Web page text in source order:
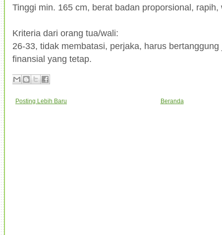
Tinggi min. 165 cm, berat badan proporsional,
Kriteria dari orang tua/wali:
26-33, tidak membatasi, perjaka, harus
finansial yang tetap.
Posting Lebih Baru Beranda